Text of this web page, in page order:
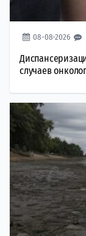
08-08-2026
случаев